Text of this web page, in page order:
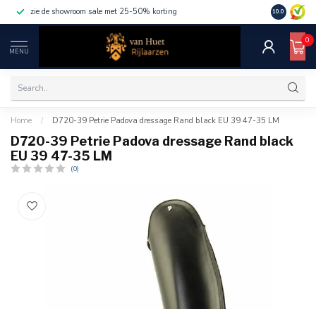
zie de showroom sale met 25-50% korting 10.0
MENU
0
Home / D720-39 Petrie Padova dressage Rand black EU 39 47-35 LM
D720-39 Petrie Padova dressage Rand black
EU 39 47-35 LM
(0)